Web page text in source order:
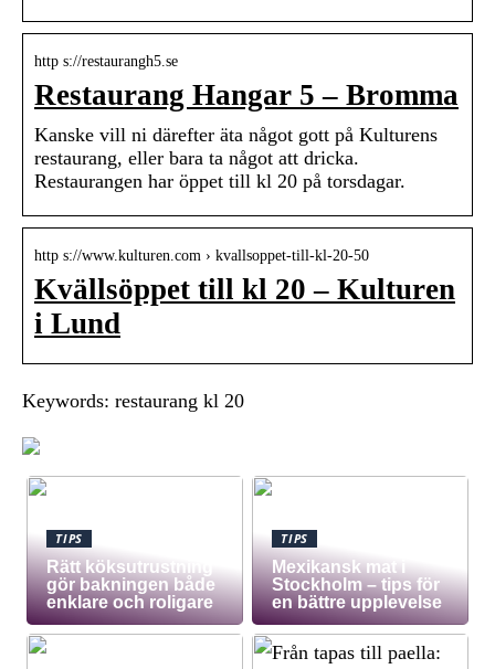
http s://restaurangh5.se
Restaurang Hangar 5 – Bromma
Kanske vill ni därefter äta något gott på Kulturens
restaurang, eller bara ta något att dricka.
Restaurangen har öppet till kl 20 på torsdagar.
http s://www.kulturen.com › kvallsoppet-till-kl-20-50
Kvällsöppet till kl 20 – Kulturen
i Lund
Keywords: restaurang kl 20
TIPS
Rätt köksutrustning
gör bakningen både
enklare och roligare
TIPS
Mexikansk mat i
Stockholm – tips för
en bättre upplevelse